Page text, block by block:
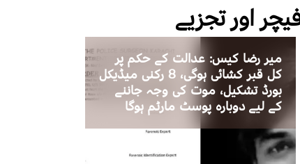
اور تجزیے
میر رضا کیس: عدالت کے حکم پر
کل قبر کشائی ہوگی، 8 رکنی میڈیکل
بورڈ تشکیل، موت کی وجہ جاننے
کے لیے دوبارہ پوسٹ مارٹم ہوگا